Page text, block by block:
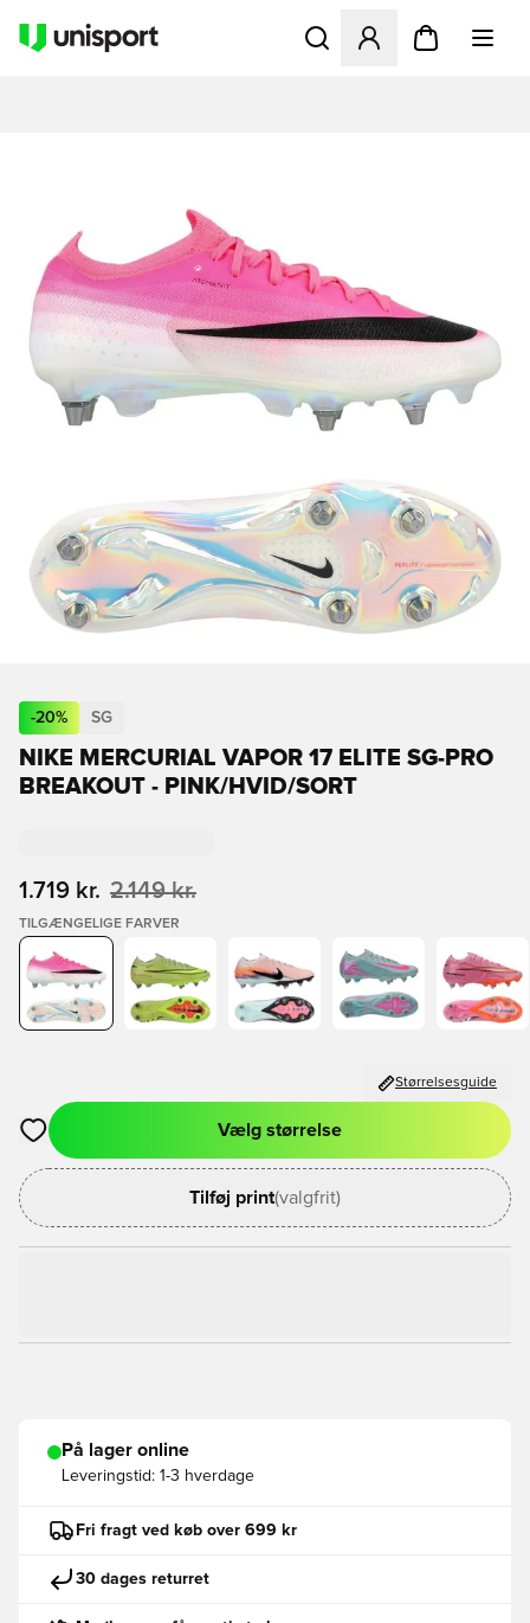
Åbner en Modal til at
-20% SG
NIKE MERCURIAL VAPOR 17 ELITE SG-PRO
BREAKOUT - PINK/HVID/SORT
1.719 kr. 2.149 kr.
TILGÆNGELIGE FARVER
Størrelsesguide
Åbner en Modal til at logge ind eller tilmelde dig som medlem
Vælg størrelse
Tilføj print(valgfrit)
På lager online
Leveringstid: 1-3 hverdage
Fri fragt ved køb over 699 kr
30 dages returret